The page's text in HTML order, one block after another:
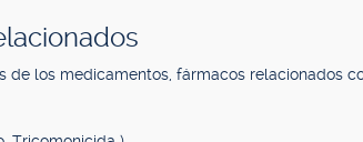
de los medicamentos, fármacos relacionados